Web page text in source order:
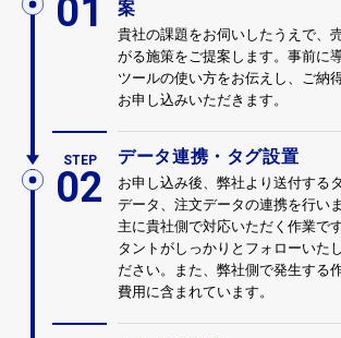
案
貴社の課題をお伺いしたうえで、
がる施策をご提案します。事前に
ツールの使い方をお伝えし、ご納
お申し込みいただきます。
STEP データ連携・タグ設置
お申し込み後、弊社より送付する
データ、注文データの連携を行いま
主に貴社側で対応いただく作業で
タントがしっかりとフォローいた
ださい。また、弊社側で発生する
費用に含まれています。